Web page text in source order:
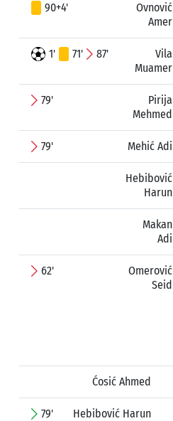
90+4'
Ovnović
Amer
1' 71' 87'
Vila
Muamer
79'
Pirija
Mehmed
79' Mehić Adi
Hebibović
Harun
Makan
Adi
62'
Omerović
Seid
Ćosić Ahmed
79' Hebibović Harun